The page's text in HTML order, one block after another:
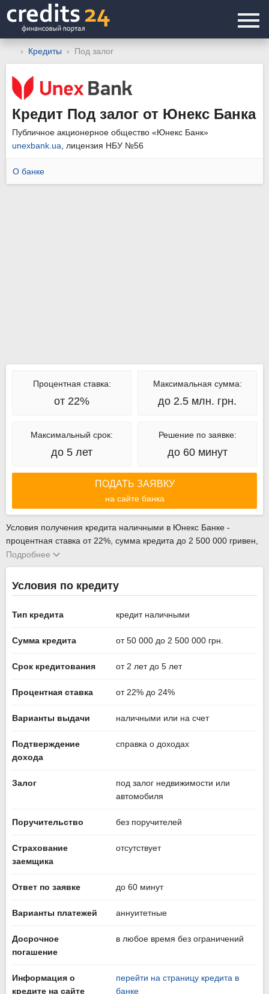
Кредиты Под залог
Кредит Под залог от Юнекс Банка
Публичное акционерное общество «Юнекс Банк»
unexbank.ua , лицензия НБУ №56
О банке
Процентная ставка:
от 22%
Максимальная сумма:
до 2.5 млн. грн.
Максимальный срок:
до 5 лет
Решение по заявке:
до 60 минут
ПОДАТЬ ЗАЯВКУ
на сайте банка
Условия получения кредита наличными в Юнекс Банке -
процентная ставка от 22%, сумма кредита до 2 500 000 гривен,
с онлайн заявкой. Выдача кредита при наличии справки о
доходах и при предоставлении залога. Ознакомится с
основными требованиями по кредиту Под залог Юнекс Банка и
оставить заявку на кредит онлайн можно на нашем сайте, и
можете сравнить другие предложения и выбрать подходящие
официального сайта Юнекс Банкаunexbank.ua
Подробнее
Условия по кредиту
Тип кредита кредит наличными
Сумма кредита от 50 000 до 2 500 000 грн.
Срок кредитования от 2 лет до 5 лет
Процентная ставка от 22% до 24%
Варианты выдачи наличными или на счет
Подтверждение
дохода
справка о доходах
Залог
под залог недвижимости или
автомобиля
Поручительство без поручителей
Страхование
заемщика
отсутствует
Ответ по заявке до 60 минут
Варианты платежей аннуитетные
Досрочное
погашение
в любое время без ограничений
Информация о
кредите на сайте
перейти на страницу кредита в
банке